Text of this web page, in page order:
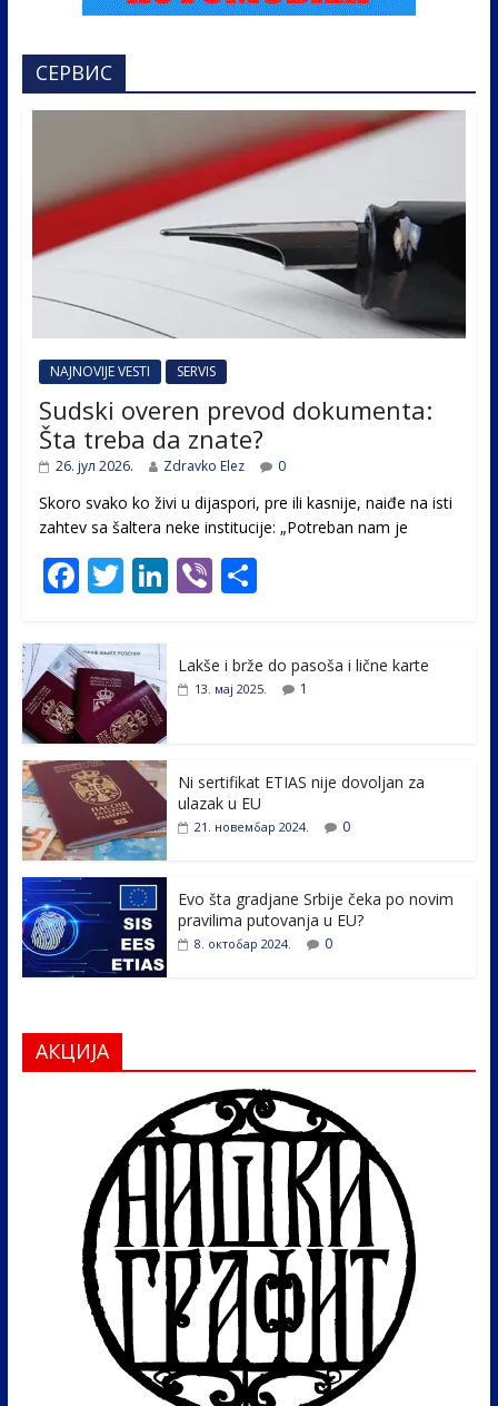
СЕРВИС
NAJNOVIJE VESTI SERVIS
Sudski overen prevod dokumenta:
Šta treba da znate?
26. јул 2026. Zdravko Elez 0
Skoro svako ko živi u dijaspori, pre ili kasnije, naiđe na isti
zahtev sa šaltera neke institucije: „Potreban nam je
F
e
b
o
o
k
T
itt
er
Li
e
Vi
er
S
ar
e
Lakše i brže do pasoša i lične karte
13. мај 2025. 1
Ni sertifikat ETIAS nije dovoljan za
ulazak u EU
21. новембар 2024. 0
Evo šta gradjane Srbije čeka po novim
pravilima putovanja u EU?
8. октобар 2024. 0
АКЦИЈА